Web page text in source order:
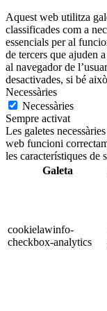
Aquest web utilitza
classificades com a
essencials per al
de tercers que ajuden
al navegador de
desactivades, si bé
Necessàries
Necessàries
Sempre activat
Les galetes
web funcioni
les característiques de
Galeta
cookielawinfo-
checkbox-analytics